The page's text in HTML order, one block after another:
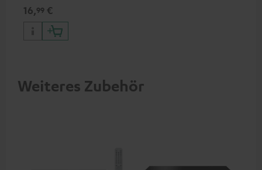
16,99 €
Weiteres Zubehör